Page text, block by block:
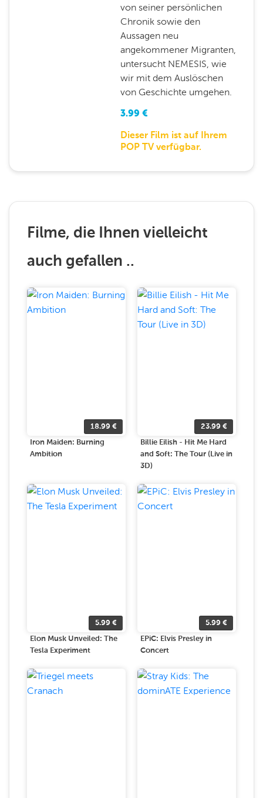
von seiner persönlichen
Chronik sowie den
Aussagen neu
angekommener Migranten,
untersucht NEMESIS, wie
wir mit dem Auslöschen
von Geschichte umgehen.
3.99 €
Dieser Film ist auf Ihrem
POP TV verfügbar.
Filme, die Ihnen vielleicht
auch gefallen ..
18.99 €
Iron Maiden: Burning
Ambition
23.99 €
Billie Eilish - Hit Me Hard
and Soft: The Tour (Live in
3D)
5.99 €
Elon Musk Unveiled: The
Tesla Experiment
5.99 €
EPiC: Elvis Presley in
Concert